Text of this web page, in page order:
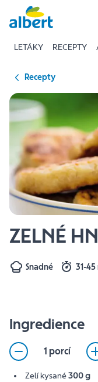
Přeskočit
LETÁKY RECEPTY
Recepty
ZELNÉ
Snadné 31-
Ingredience
1 porcí
Zelí kysané300 g